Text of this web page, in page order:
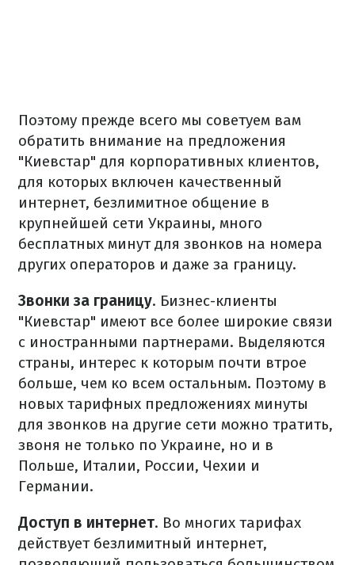
Поэтому прежде всего мы советуем вам
обратить внимание на предложения
"Киевстар" для корпоративных клиентов,
для которых включен качественный
интернет, безлимитное общение в
крупнейшей сети Украины, много
бесплатных минут для звонков на номера
других операторов и даже за границу.
Звонки за границу. Бизнес-клиенты
"Киевстар" имеют все более широкие связи
с иностранными партнерами. Выделяются
страны, интерес к которым почти втрое
больше, чем ко всем остальным. Поэтому в
новых тарифных предложениях минуты
для звонков на другие сети можно тратить,
звоня не только по Украине, но и в
Польше, Италии, России, Чехии и
Германии.
Доступ в интернет. Во многих тарифах
действует безлимитный интернет,